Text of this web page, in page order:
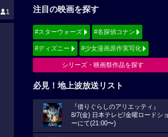
1 注目の映画を探す
#スターウォーズ #名探偵コナン
#ディズニー #少女漫画原作実写化
シリーズ・映画祭作品を探す
必見！地上波放送リスト
『借りぐらしのアリエッティ』
8/7(金) 日本テレビ/金曜ロードショ
ーにて(21:00〜)